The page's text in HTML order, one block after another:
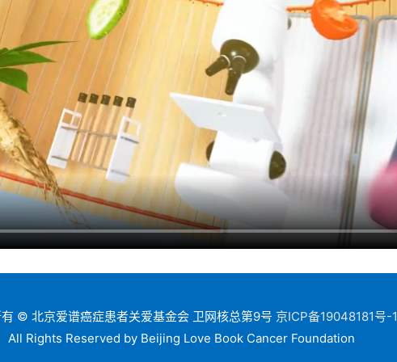
© 北京爱谱癌症患者关爱基金会 卫网核总第9号 京ICP备19048181号-1
All Rights Reserved by Beijing Love Book Cancer Foundation